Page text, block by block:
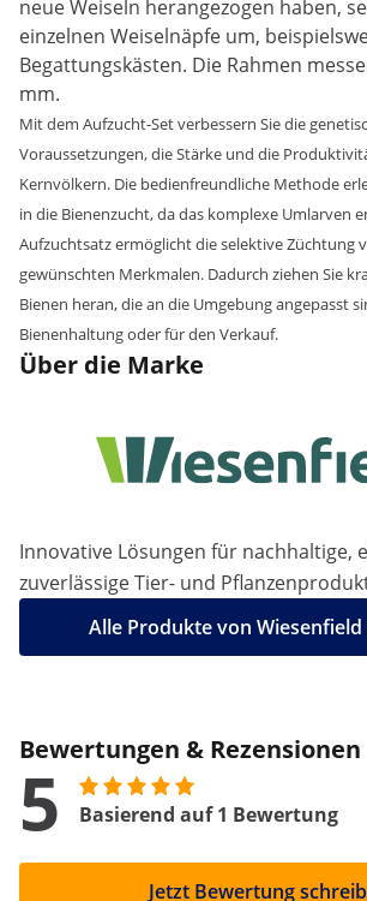
neue Weiseln herangezogen haben,
einzelnen Weiselnäpfe um,
Begattungskästen. Die Rahmen
mm.
Mit dem Aufzucht-Set verbessern Sie die
Voraussetzungen, die Stärke und die
Kernvölkern. Die bedienfreundliche Methode
in die Bienenzucht, da das komplexe Umlarven
Aufzuchtsatz ermöglicht die selektive Züchtung
gewünschten Merkmalen. Dadurch ziehen Sie
Bienen heran, die an die Umgebung angepasst
Bienenhaltung oder für den Verkauf.
Über die Marke
Innovative Lösungen für nachhaltige,
zuverlässige Tier- und
Alle Produkte von Wiesenfield
Bewertungen & Rezensionen
5 Basierend auf 1 Bewertung
Jetzt Bewertung